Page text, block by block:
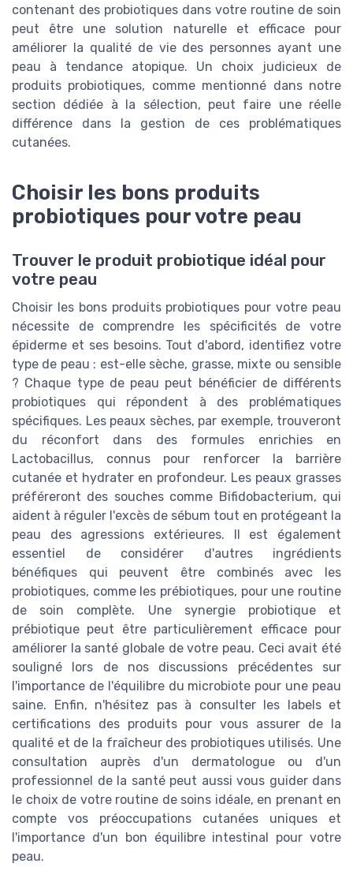
contenant des probiotiques dans votre routine de soin
peut être une solution naturelle et efficace pour
améliorer la qualité de vie des personnes ayant une
peau à tendance atopique. Un choix judicieux de
produits probiotiques, comme mentionné dans notre
section dédiée à la sélection, peut faire une réelle
différence dans la gestion de ces problématiques
cutanées.
Choisir les bons produits
probiotiques pour votre peau
Trouver le produit probiotique idéal pour
votre peau
Choisir les bons produits probiotiques pour votre peau
nécessite de comprendre les spécificités de votre
épiderme et ses besoins. Tout d'abord, identifiez votre
type de peau : est-elle sèche, grasse, mixte ou sensible
? Chaque type de peau peut bénéficier de différents
probiotiques qui répondent à des problématiques
spécifiques. Les peaux sèches, par exemple, trouveront
du réconfort dans des formules enrichies en
Lactobacillus, connus pour renforcer la barrière
cutanée et hydrater en profondeur. Les peaux grasses
préféreront des souches comme Bifidobacterium, qui
aident à réguler l'excès de sébum tout en protégeant la
peau des agressions extérieures. Il est également
essentiel de considérer d'autres ingrédients
bénéfiques qui peuvent être combinés avec les
probiotiques, comme les prébiotiques, pour une routine
de soin complète. Une synergie probiotique et
prébiotique peut être particulièrement efficace pour
améliorer la santé globale de votre peau. Ceci avait été
souligné lors de nos discussions précédentes sur
l'importance de l'équilibre du microbiote pour une peau
saine. Enfin, n'hésitez pas à consulter les labels et
certifications des produits pour vous assurer de la
qualité et de la fraîcheur des probiotiques utilisés. Une
consultation auprès d'un dermatologue ou d'un
professionnel de la santé peut aussi vous guider dans
le choix de votre routine de soins idéale, en prenant en
compte vos préoccupations cutanées uniques et
l'importance d'un bon équilibre intestinal pour votre
peau.